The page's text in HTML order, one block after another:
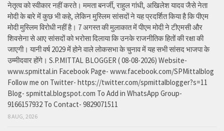
नेतृत्व को स्वीकार नहीं करते। ममता बनर्जी, राहुल गांधी, अखिलेश यादव जैसे नेता
मोदी के बारे में कुछ भी कहे, लेकिन मुस्लिम सांसदों ने यह प्रदर्शित किया है कि पीएम
मोदी मुस्लिम विरोधी नहीं है। 7 अगस्त की मुलाकात में पीएम मोदी ने टीएमसी और
शिवसेना से आए सांसदों को भरोसा दिलाया कि उनके राजनीतिक हितों की रक्षा की
जाएगी। यानी वर्ष 2029 में होने वाले लोकसभा के चुनाव में यह सभी सांसद भाजपा के
उम्मीदवार होंगे। S.P.MITTAL BLOGGER ( 08-08-2026) Website-
www.spmittal.in Facebook Page- www.facebook.com/SPMittalblog
Follow me on Twitter- https://twitter.com/spmittalblogger?s=11
Blog- spmittal.blogspot.com To Add in WhatsApp Group-
9166157932 To Contact- 9829071511
8 AUG, 2026